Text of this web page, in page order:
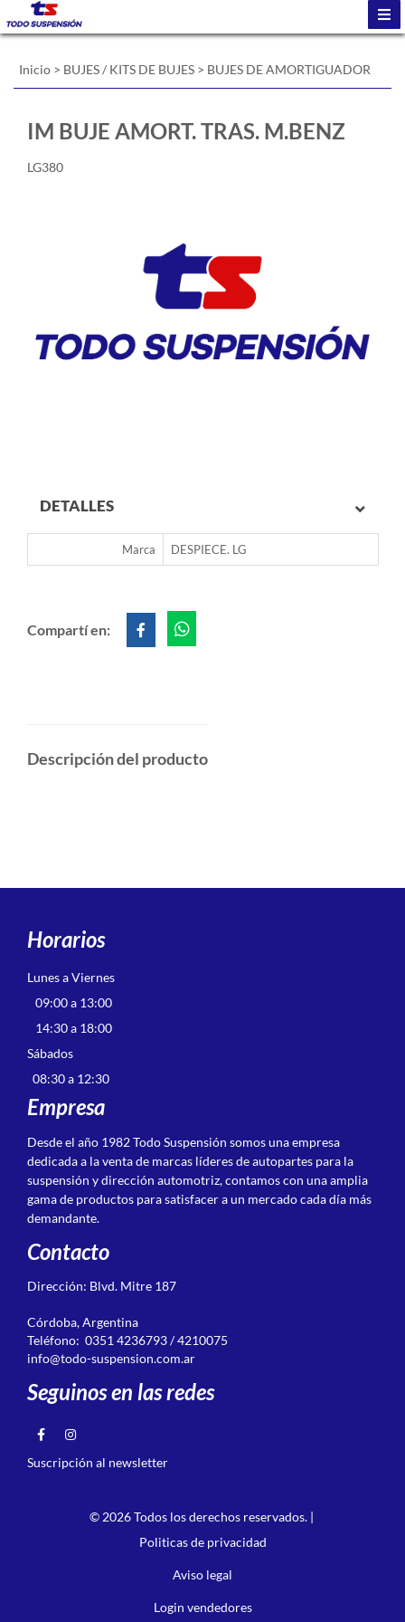
Inicio > BUJES / KITS DE BUJES > BUJES DE AMORTIGUADOR
IM BUJE AMORT. TRAS. M.BENZ
LG380
DETALLES
Marca DESPIECE. LG
Compartí en:
Descripción del producto
Horarios
Lunes a Viernes
09:00 a 13:00
14:30 a 18:00
Sábados
08:30 a 12:30
Empresa
Desde el año 1982 Todo Suspensión somos una empresa
dedicada a la venta de marcas líderes de autopartes para la
suspensión y dirección automotriz, contamos con una amplia
gama de productos para satisfacer a un mercado cada día más
demandante.
Contacto
Dirección: Blvd. Mitre 187
Córdoba, Argentina
Teléfono: 0351 4236793 / 4210075
info@todo-suspension.com.ar
Seguinos en las redes
Suscripción al newsletter
© 2026 Todos los derechos reservados. |
Politicas de privacidad
Aviso legal
Login vendedores